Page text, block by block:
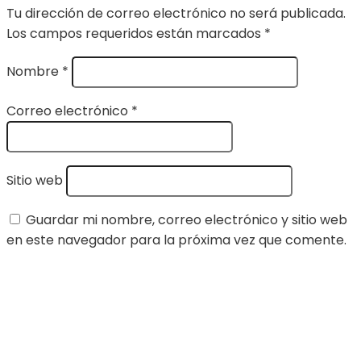
Tu dirección de correo electrónico no será publicada.
Los campos requeridos están marcados *
Nombre *
Correo electrónico *
Sitio web
Guardar mi nombre, correo electrónico y sitio web
en este navegador para la próxima vez que comente.